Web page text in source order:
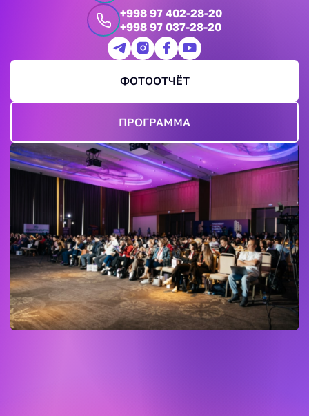
+998 97 402-28-20
+998 97 037-28-20
ФОТООТЧЁТ
ПРОГРАММА